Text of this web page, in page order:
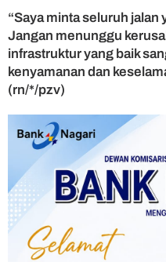
“Saya minta seluruh
Jangan menunggu
infrastruktur yang baik
kenyamanan dan
(rn/*/pzv)